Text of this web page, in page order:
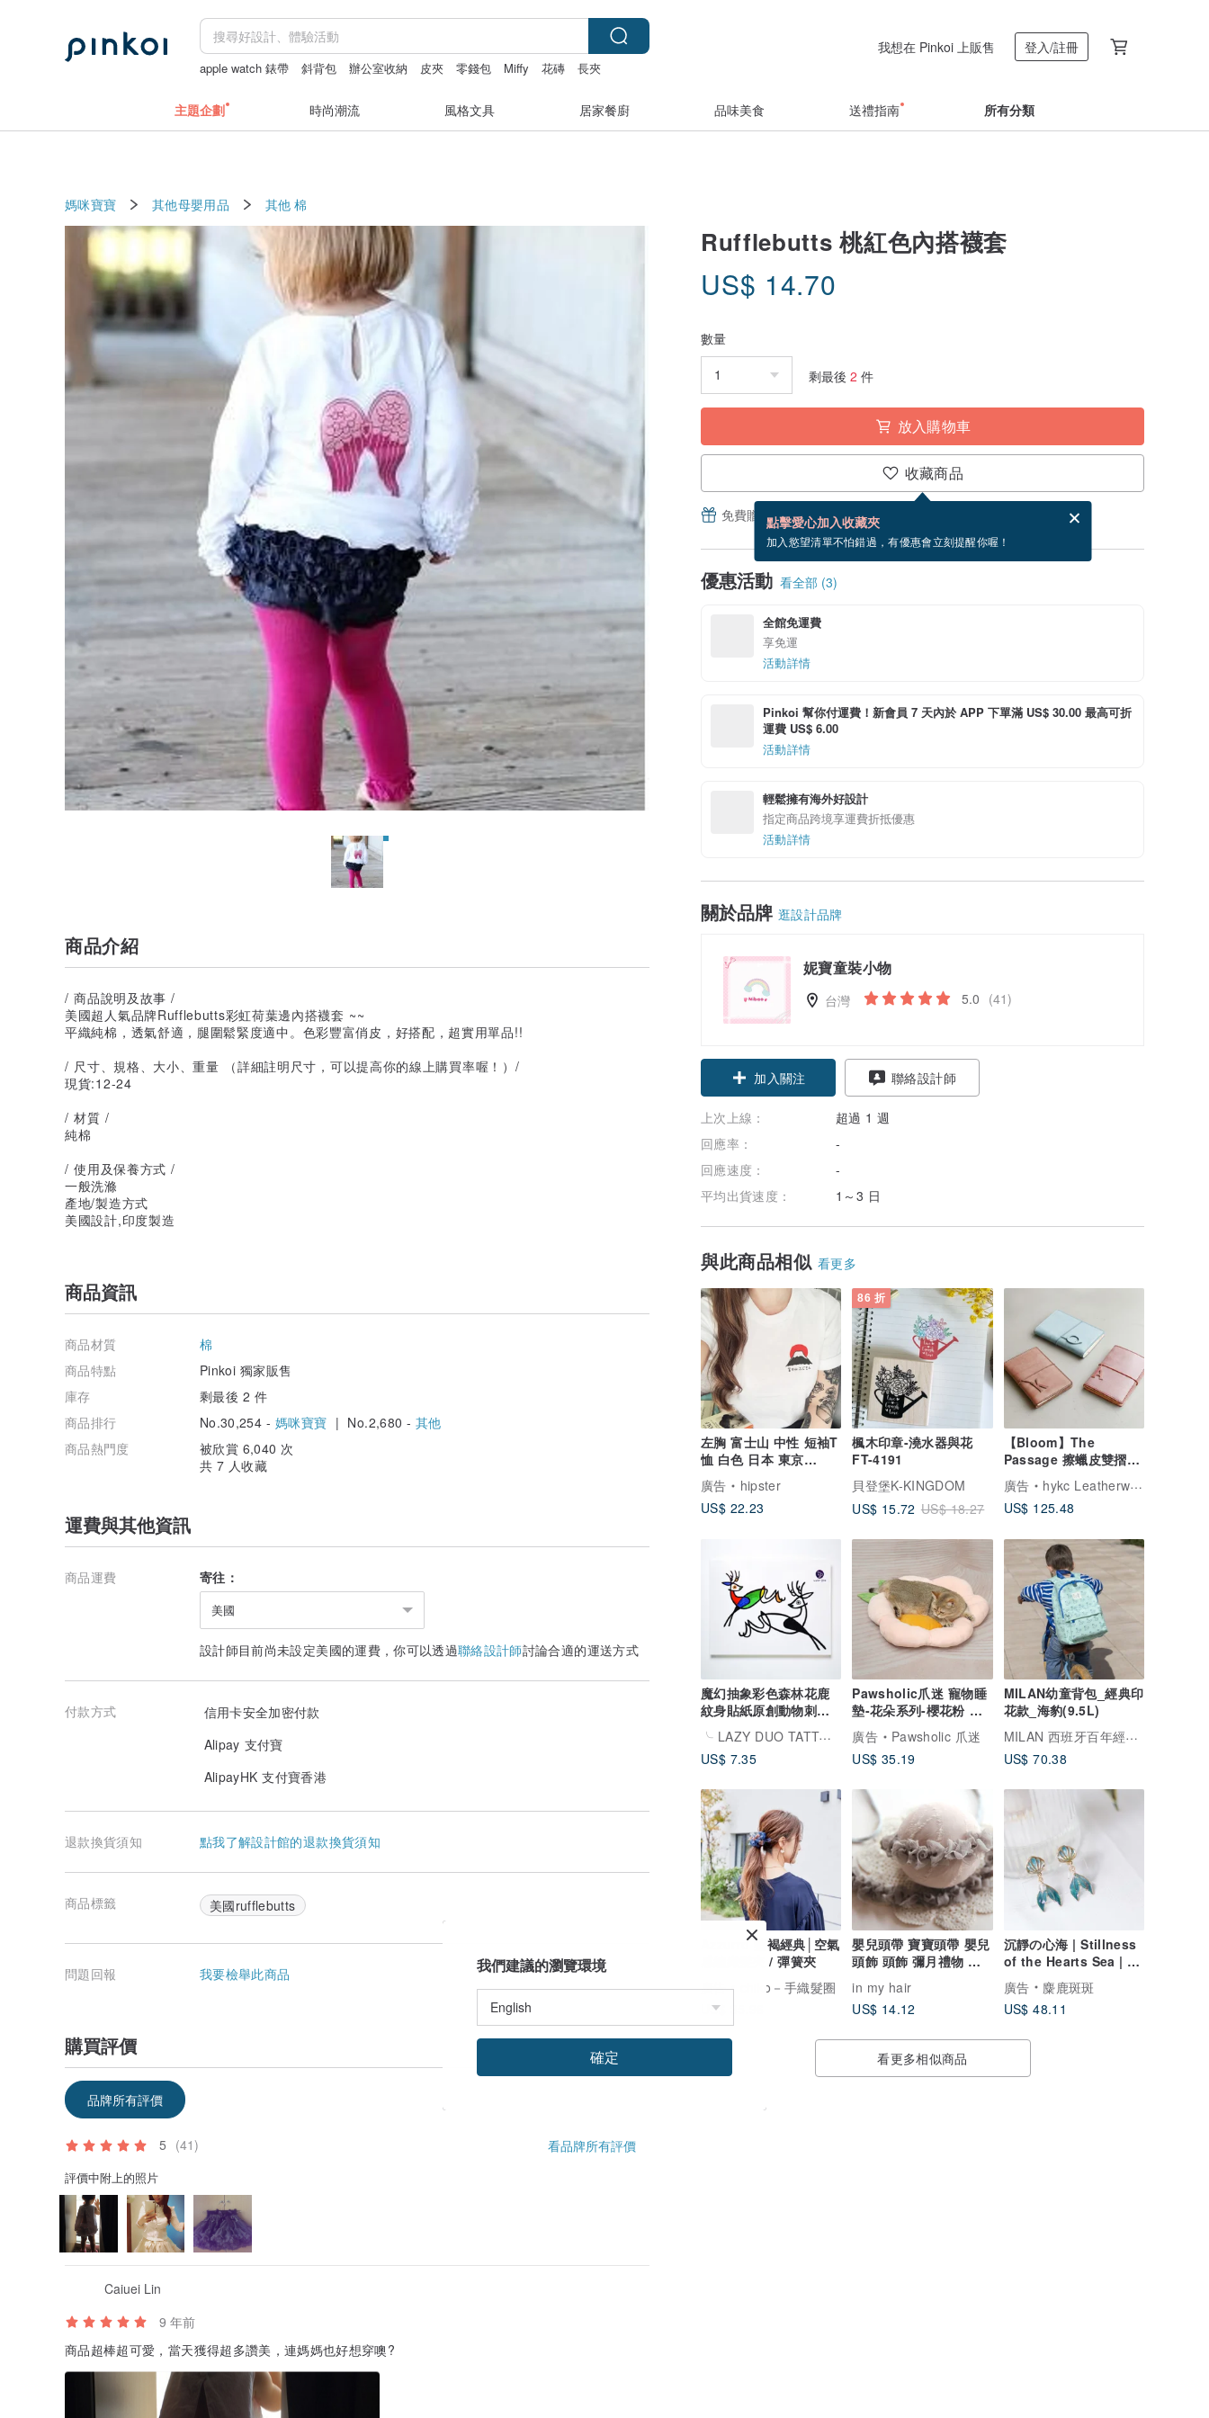
apple watch 錶帶 斜背包 辦公室收納 皮夾 零錢包 Miffy 花磚 長夾
我想在 Pinkoi 上販售 登入/註冊
主題企劃 時尚潮流 風格文具 居家餐廚 品味美食 送禮指南 所有分類
媽咪寶寶 其他母嬰用品 其他 棉
Rufflebutts 桃紅色內搭襪套
US$ 14.70
數量
剩最後 2 件
放入購物車
收藏商品
點擊愛心加入收藏夾
加入慾望清單不怕錯過，有優惠會立刻提醒你喔！
免費贈送電子賀卡，結帳完成後填寫
優惠活動 看全部 (3)
全館免運費
享免運
活動詳情
Pinkoi 幫你付運費！新會員 7 天內於 APP 下單滿 US$ 30.00 最高可折
運費 US$ 6.00
活動詳情
輕鬆擁有海外好設計
指定商品跨境享運費折抵優惠
活動詳情
關於品牌 逛設計品牌
妮寶童裝小物
台灣 5.0 (41)
加入關注 聯絡設計師
上次上線：
超過 1 週
回應率：
-
回應速度：
-
平均出貨速度：
1～3 日
與此商品相似 看更多
左胸 富士山 中性 短袖T
恤 白色 日本 東京
Tokyo 日文 文青 插畫
廣告
hipster
US$ 22.23
86 折
楓木印章-澆水器與花
FT-4191
貝登堡K-KINGDOM
US$ 15.72 US$ 18.27
【Bloom】The
Passage 擦蠟皮雙摺護
照套, 紀錄旅途的色澤變
幻
廣告
hykc Leatherware
US$ 125.48
魔幻抽象彩色森林花鹿
紋身貼紙原創動物刺青
設計飾物持久防水防敏╰ LAZY DUO TATTOO ╮
US$ 7.35
Pawsholic爪迷 寵物睡
墊-花朵系列-櫻花粉 寵
物睡墊 寵物睡窩
廣告
Pawsholic 爪迷
US$ 35.19
MILAN幼童背包_經典印
花款_海豹(9.5L)
MILAN 西班牙百年經典文具
US$ 70.38
Azzurro 藍褐經典│空氣
感編織髮夾 / 彈簧夾
廣告
chiko－手織髮圈
US$ 35.96
嬰兒頭帶 寶寶頭帶 嬰兒
頭飾 頭飾 彌月禮物 彌
in my hair
US$ 14.12
沉靜の心海 | Stillness
of the Hearts Sea | 夾
式耳環
廣告
麋鹿斑斑
US$ 48.11
看更多相似商品
商品介紹
/ 商品說明及故事 /
美國超人氣品牌Rufflebutts彩虹荷葉邊內搭襪套 ~~
平織純棉，透氣舒適，腿圍鬆緊度適中。色彩豐富俏皮，好搭配，超實用單品!!
/ 尺寸、規格、大小、重量 （詳細註明尺寸，可以提高你的線上購買率喔！）/
現貨:12-24
/ 材質 /
純棉
/ 使用及保養方式 /
一般洗滌
產地/製造方式
美國設計,印度製造
商品資訊
商品材質
棉
商品特點
Pinkoi 獨家販售
庫存
剩最後 2 件
商品排行
No.30,254 - 媽咪寶寶 | No.2,680 -其他
商品熱門度
被欣賞 6,040 次
共 7 人收藏
運費與其他資訊
商品運費 寄往：
美國
設計師目前尚未設定美國的運費，你可以透過聯絡設計師討論合適的運送方式
付款方式
信用卡安全加密付款
Alipay 支付寶
AlipayHK 支付寶香港
退款換貨須知 點我了解設計館的退款換貨須知
商品標籤 美國rufflebutts
問題回報 我要檢舉此商品
購買評價
品牌所有評價
5 (41) 看品牌所有評價
評價中附上的照片
Caiuei Lin
9 年前
商品超棒超可愛，當天獲得超多讚美，連媽媽也好想穿噢?
我們建議的瀏覽環境
確定